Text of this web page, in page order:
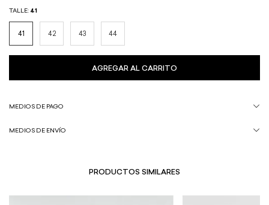
TALLE: 41
41 42 43 44
MEDIOS DE PAGO
MEDIOS DE ENVÍO
PRODUCTOS SIMILARES